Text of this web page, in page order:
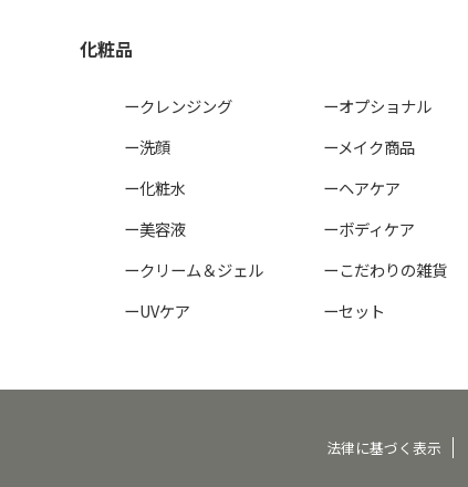
化粧品
ークレンジング
ー洗顔
ー化粧水
ー美容液
ークリーム＆ジェル
ーUVケア
ーオプショナル
ーメイク商品
ーヘアケア
ーボディケア
ーこだわりの雑貨
ーセット
法律に基づく表示